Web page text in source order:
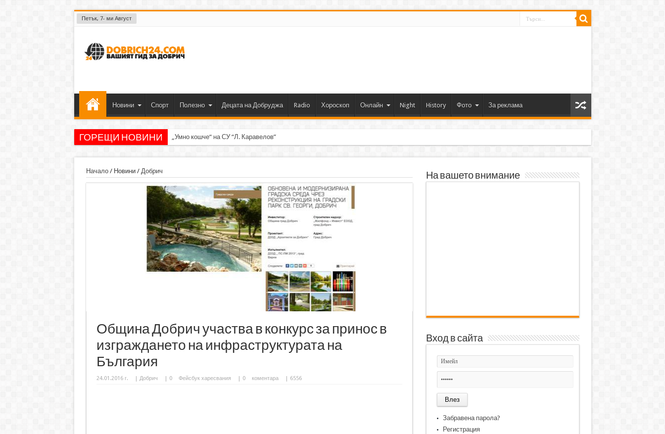
Петък, 7- ми Август
Новини Спорт Полезно Децата на Добруджа Radio Хороскоп Онлайн Night History Фото За реклама
ГОРЕЩИ НОВИНИ „Умно кошче“ на СУ “Л. Каравелов” Добрич с първо място от форум
Начало/ Новини/ Добрич
Община Добрич участва в конкурс за принос в
изграждането на инфраструктурата на
България
24.01.2016 г. Добрич 0 Фейсбук харесвания 0 коментара | 6556
На вашето внимание
Вход в сайта
Забравена парола?
Регистрация